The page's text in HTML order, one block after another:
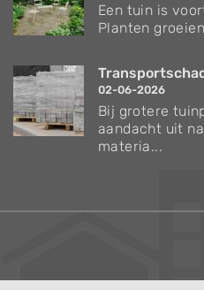
Een tuin is
Planten
02-06-2026
Bij grotere
aandacht uit
materia...
Verzorgingstips voor
Inspiratie voor uw tuin
De belangrijkste